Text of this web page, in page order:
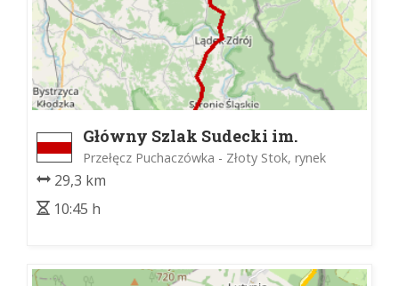
Główny Szlak Sudecki im.
Mieczysława Orłowicza
Przełęcz Puchaczówka - Złoty Stok, rynek
29,3 km
10:45 h